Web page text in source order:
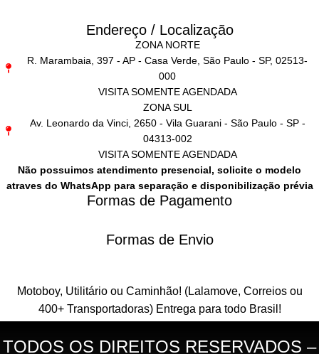
Endereço / Localização
ZONA NORTE
R. Marambaia, 397 - AP - Casa Verde, São Paulo - SP, 02513-
000
VISITA SOMENTE AGENDADA
ZONA SUL
Av. Leonardo da Vinci, 2650 - Vila Guarani - São Paulo - SP -
04313-002
VISITA SOMENTE AGENDADA
Não possuimos atendimento presencial, solicite o modelo
atraves do WhatsApp para separação e disponibilização prévia
Formas de Pagamento
Formas de Envio
Motoboy, Utilitário ou Caminhão! (Lalamove, Correios ou
400+ Transportadoras) Entrega para todo Brasil!
TODOS OS DIREITOS RESERVADOS –